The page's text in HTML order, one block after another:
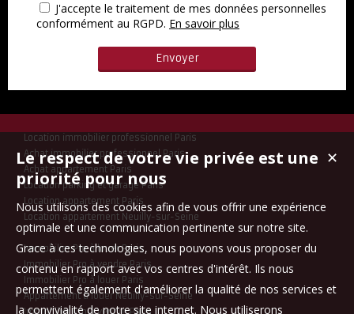
J'accepte le traitement de mes données personnelles
conformément au RGPD. En savoir plus
Location immobilier professionnel Paris
Achat immobilier professionnel Paris
Achat appartement Paris
Location parking et garage Paris
Location appartement Paris
Location appartement Neuilly-sur-Seine
Immobilier Pro à louer Paris
Immobilier Pro à vendre Paris
Immobilier Pro à louer Paris
Appartement à louer Neuilly-sur-Seine
Immobilier Pro à vendre Paris
✕
Le respect de votre vie privée est une
priorité pour nous
Nous utilisons des cookies afin de vous offrir une expérience
optimale et une communication pertinente sur notre site.
Grace à ces technologies, nous pouvons vous proposer du
contenu en rapport avec vos centres d'intérêt. Ils nous
permettent également d'améliorer la qualité de nos services et
la convivialité de notre site internet. Nous utiliserons